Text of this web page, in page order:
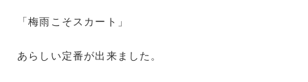
「梅雨こそスカート」
あらしい定番が出来ました。